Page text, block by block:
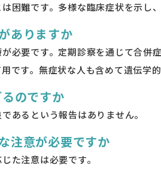
困難です。多様な臨床症状を示し
ありますか
必要です。定期診察を通じて合併
です。無症状な人も含めて遺伝学
のですか
あるという報告はありません。
注意が必要ですか
た注意は必要です。